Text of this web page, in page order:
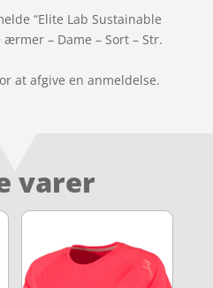
“Elite Lab Sustainable
ærmer – Dame – Sort – Str.
at afgive en anmeldelse.
varer